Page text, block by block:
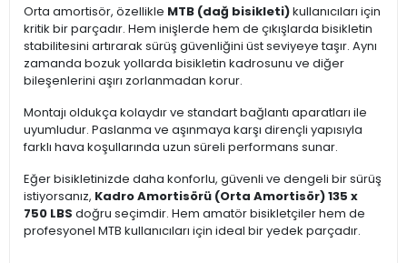
Orta amortisör, özellikle MTB (dağ bisikleti)kullanıcıları için
kritik bir parçadır. Hem inişlerde hem de çıkışlarda bisikletin
stabilitesini artırarak sürüş güvenliğini üst seviyeye taşır. Aynı
zamanda bozuk yollarda bisikletin kadrosunu ve diğer
bileşenlerini aşırı zorlanmadan korur.
Montajı oldukça kolaydır ve standart bağlantı aparatları ile
uyumludur. Paslanma ve aşınmaya karşı dirençli yapısıyla
farklı hava koşullarında uzun süreli performans sunar.
Eğer bisikletinizde daha konforlu, güvenli ve dengeli bir sürüş
istiyorsanız, Kadro Amortisörü (Orta Amortisör) 135 x
750 LBS doğru seçimdir. Hem amatör bisikletçiler hem de
profesyonel MTB kullanıcıları için ideal bir yedek parçadır.